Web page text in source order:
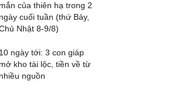
mắn của thiên hạ trong 2
ngày cuối tuần (thứ Bảy,
Nhật 8-9/8)
10 ngày tới: 3 con giáp
mở kho tài lộc, tiền về từ
nhiều nguồn